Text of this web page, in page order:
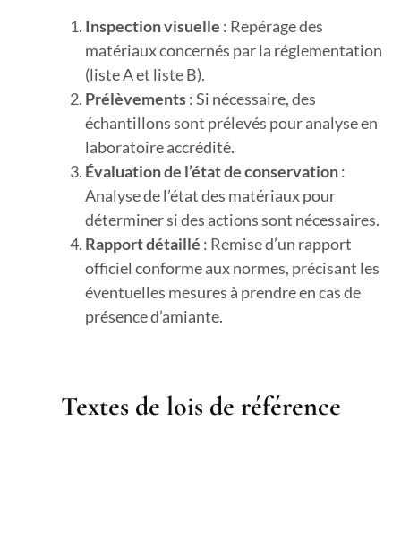
Inspection visuelle : Repérage des
matériaux concernés par la réglementation
(liste A et liste B).
Prélèvements: Si nécessaire, des
échantillons sont prélevés pour analyse en
laboratoire accrédité.
Évaluation de l’état de conservation:
Analyse de l’état des matériaux pour
déterminer si des actions sont nécessaires.
Rapport détaillé : Remise d’un rapport
officiel conforme aux normes, précisant les
éventuelles mesures à prendre en cas de
présence d’amiante.
Textes de lois de référence